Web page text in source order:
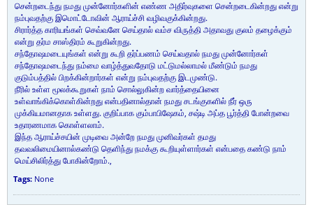
சென்றடைந்து நமது முன்னோர்களின் எண்ண அதிர்வுகளை சென்றடைகின்றது என்று
நம்புவதற்கு இமொட்டோவின் ஆராய்ச்சி வழிவகுக்கின்றது.
சிரார்த்த காரியங்கள் செவ்வனே செய்தால் வம்ச விருத்தி அதாவது குலம் தழைக்கும்
என்று தர்ம சாஸ்திரம் கூறுகின்றது.
சந்தோஷமடையுங்கள் என்று கூறி தர்ப்பணம் செய்வதால் நமது முன்னோர்கள்
சந்தோஷமடைந்து நம்மை வாழ்த்துவதோடு மட்டுமல்லாமல் மீண்டும் நமது
குடும்பத்தில் பிறக்கின்றார்கள் என்று நம்புவதற்கு இடமுண்டு.
நீரில் உள்ள மூலக்கூறுகள் நாம் சொல்லுகின்ற வார்த்தையினை
உள்வாங்கிக்கொள்கின்றது என்பதினால்தான் நமது சடங்குகளில் நீர் ஒரு
முக்கியமானதாக உள்ளது. குறிப்பாக கும்பாபிஷேகம், சஷ்டி அப்த பூர்த்தி போன்றவை
உதாரணமாக கொள்ளலாம்.
இந்த ஆராய்ச்சயின் முடிவை அன்றே நமது முனிவர்கள் தமது
தவவலிமையினால்கண்டு தெளிந்து நமக்கு கூறியுள்ளார்கள் என்பதை கண்டு நாம்
மெய்சிலிர்த்து போகின்றோம்.,
Tags: None